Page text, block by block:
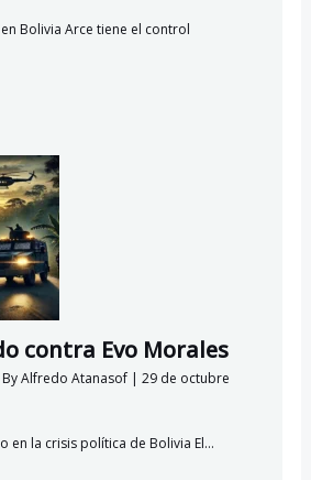
Bolivia Arce tiene el control
contra Evo Morales
Alfredo Atanasof | 29 de octubre
en la crisis política de Bolivia El…